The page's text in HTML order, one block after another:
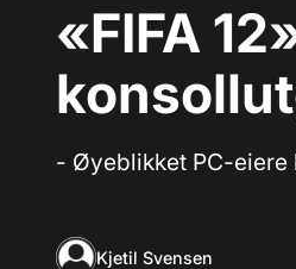
«FIFA
- Øyeblikket PC-eiere
Kjetil Svensen